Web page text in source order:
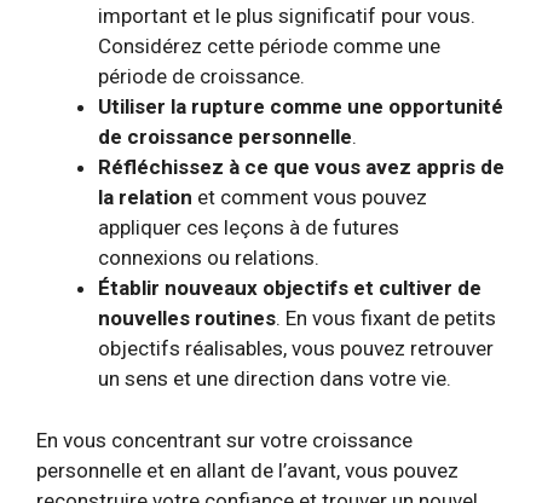
important et le plus significatif pour vous.
Considérez cette période comme une
période de croissance.
Utiliser la rupture comme une opportunité
de croissance personnelle.
Réfléchissez à ce que vous avez appris de
la relation et comment vous pouvez
appliquer ces leçons à de futures
connexions ou relations.
Établir nouveaux objectifs et cultiver de
nouvelles routines. En vous fixant de petits
objectifs réalisables, vous pouvez retrouver
un sens et une direction dans votre vie.
En vous concentrant sur votre croissance
personnelle et en allant de l’avant, vous pouvez